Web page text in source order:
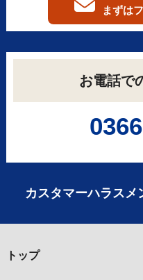
まずは
お電話で
カスタマーハラス
トップ